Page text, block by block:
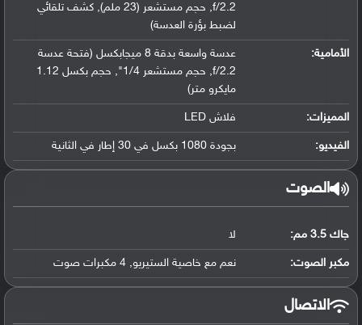
f/2.2, حجم مستشعر (23 ملم), كشف تلقائي
لضبط بؤرة العدسة)
الأمامية:
عدسة واسعة بدقة 8 ميجابكسل (فتحة عدسة
f/2.2, حجم مستشعر 1/4", حجم بكسل 1.12
مايكرو متر)
المميزات: فلاش LED
الفيديو: بجودة 1080 بكسل في 30 إطار في الثانية
الصوت
جاك 3.5 مم: لا
مكبر الصوت: نعم مع خاصية الستيريو, 4 مكبرات صوت
الاتصال